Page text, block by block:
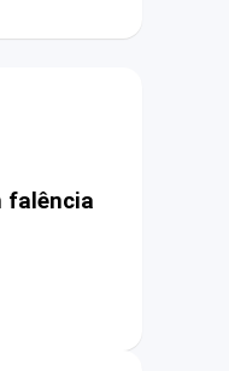
falência